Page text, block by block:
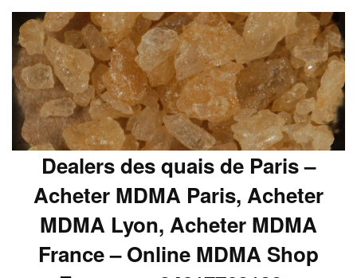
Dealers des quais de Paris –
Acheter MDMA Paris, Acheter
MDMA Lyon, Acheter MDMA
France – Online MDMA Shop